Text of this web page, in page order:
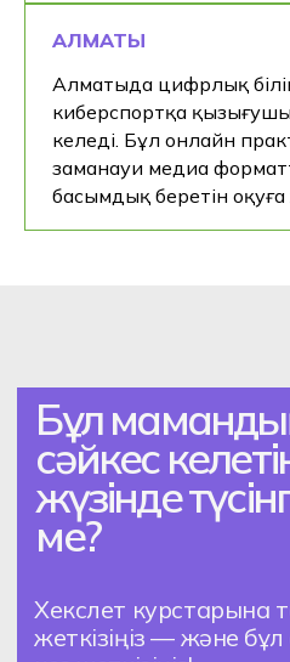
АЛМАТЫ
Алматыда цифрлық
киберспортқа
келеді. Бұл онлайн
заманауи медиа
басымдық беретін